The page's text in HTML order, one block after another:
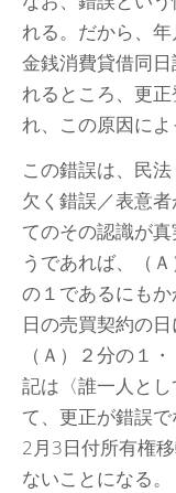
れる。だから、
金銭消費貸借同
れるところ、更
れ、この原因によ
この錯誤は、民
欠く錯誤／表意
てのその認識が
うであれば、（
の１であるにも
日の売買契約の
（Ａ）２分の１
記は〈誰一人と
て、更正が錯誤で
2月3日付所有権
ないことになる。